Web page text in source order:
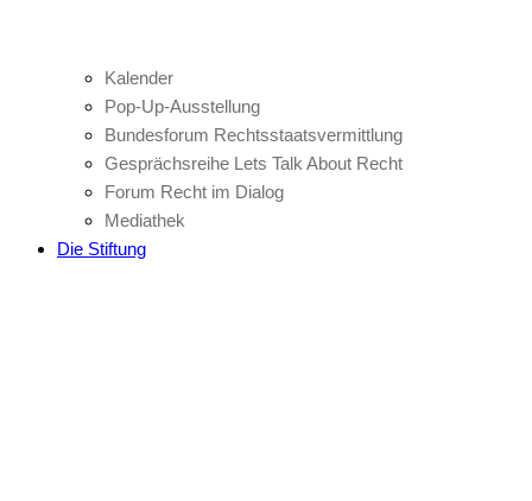
Kalender
Pop-Up-Ausstellung
Bundesforum Rechtsstaatsvermittlung
Gesprächsreihe Lets Talk About Recht
Forum Recht im Dialog
Mediathek
Die Stiftung